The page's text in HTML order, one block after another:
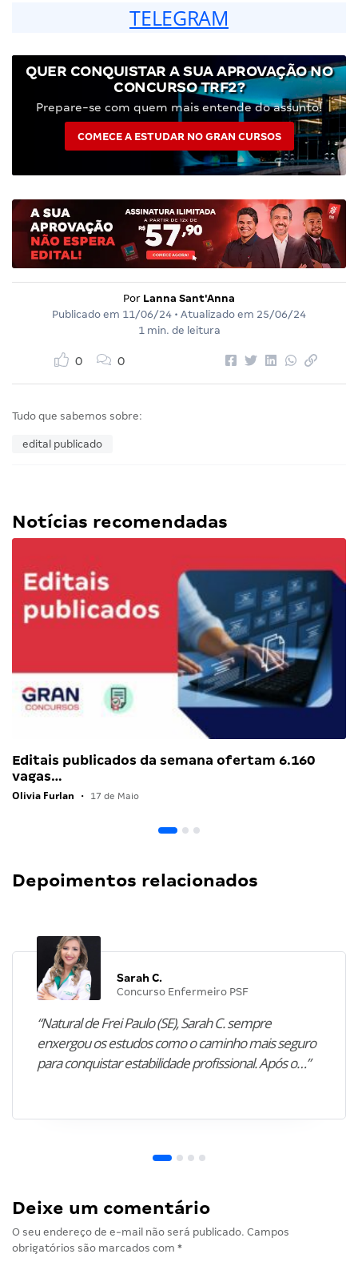
TELEGRAM
QUER CONQUISTAR A SUA APROVAÇÃO NO
CONCURSO TRF2?
Prepare-se com quem mais entende do assunto!
COMECE A ESTUDAR NO GRAN CURSOS
Por Lanna Sant'Anna
Publicado em 11/06/24 • Atualizado em 25/06/24
1 min. de leitura
0 0
Tudo que sabemos sobre:
edital publicado
Notícias recomendadas
Editais publicados da semana ofertam 6.160
vagas…
Olivia Furlan • 17 de Maio
Depoimentos relacionados
Sarah C.
Concurso Enfermeiro PSF
“Natural de Frei Paulo (SE), Sarah C. sempre
enxergou os estudos como o caminho mais seguro
para conquistar estabilidade profissional. Após o…”
Deixe um comentário
O seu endereço de e-mail não será publicado. Campos
obrigatórios são marcados com *